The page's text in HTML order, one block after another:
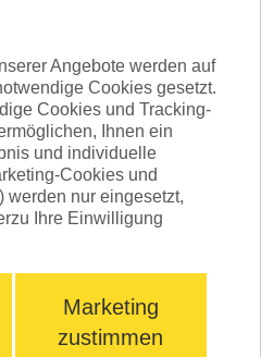
Angebote werden auf
Cookies gesetzt.
Cookies und Tracking-
Ihnen ein
und individuelle
Cookies und
werden nur eingesetzt,
Ihre Einwilligung
Marketing
zustimmen